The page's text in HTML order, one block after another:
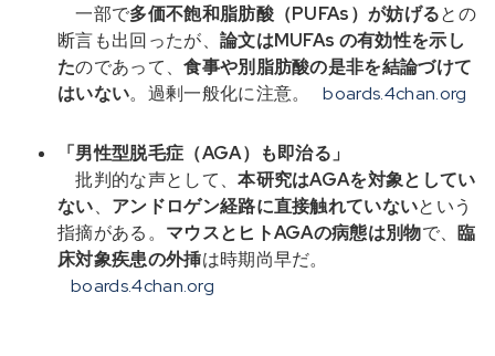
一部で多価不飽和脂肪酸（PUFAs）が妨げるとの
断言も出回ったが、 論文はMUFAs の有効性を示し
たのであって、食事や別脂肪酸の是非を結論づけて
はいない。過剰一般化に注意。 boards.4chan.org
「男性型脱毛症（AGA）も即治る」
批判的な声として、本研究はAGAを対象としてい
ない、 アンドロゲン経路に直接触れていないという
指摘がある。 マウスとヒトAGAの病態は別物で、臨
床対象疾患の外挿は時期尚早だ。
boards.4chan.org